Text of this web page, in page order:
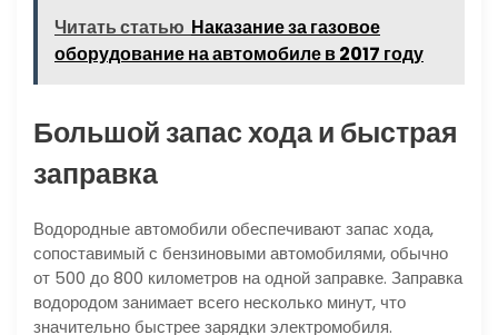
Читать статью Наказание за газовое
оборудование на автомобиле в 2017 году
Большой запас хода и быстрая
заправка
Водородные автомобили обеспечивают запас хода,
сопоставимый с бензиновыми автомобилями, обычно
от 500 до 800 километров на одной заправке. Заправка
водородом занимает всего несколько минут, что
значительно быстрее зарядки электромобиля.